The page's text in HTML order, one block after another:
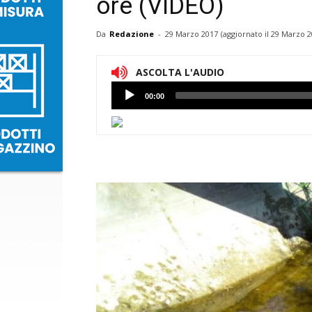
ore (VIDEO)
Da Redazione - 29 Marzo 2017 (aggiornato il 29 Marzo
ASCOLTA L'AUDIO
Lettore
Audio
00:00